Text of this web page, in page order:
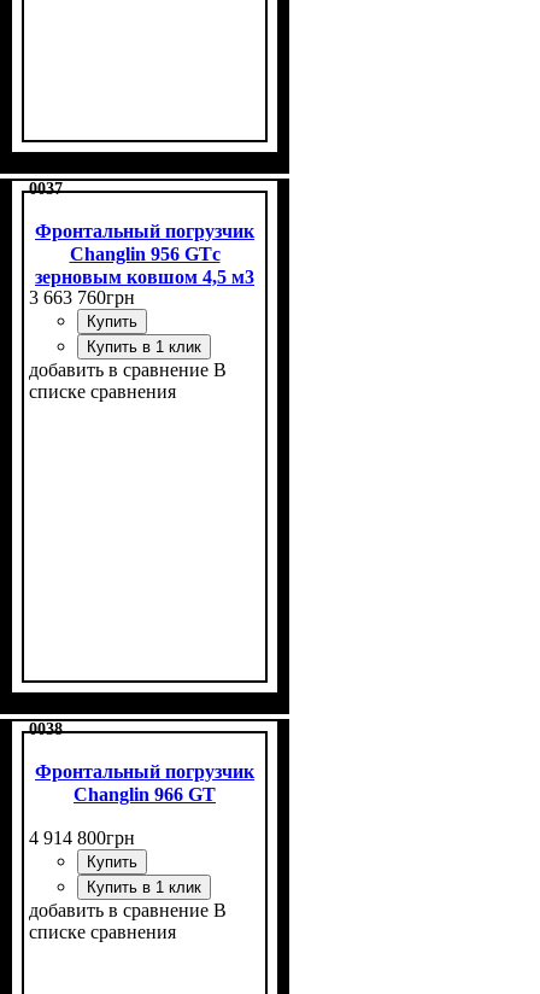
0037
Фронтальный погрузчик
Changlin 956 GTс
зерновым ковшом 4,5 м3
3 663 760грн
Купить
Купить в 1 клик
добавить в сравнение В
списке сравнения
0038
Фронтальный погрузчик
Changlin 966 GT
4 914 800грн
Купить
Купить в 1 клик
добавить в сравнение В
списке сравнения